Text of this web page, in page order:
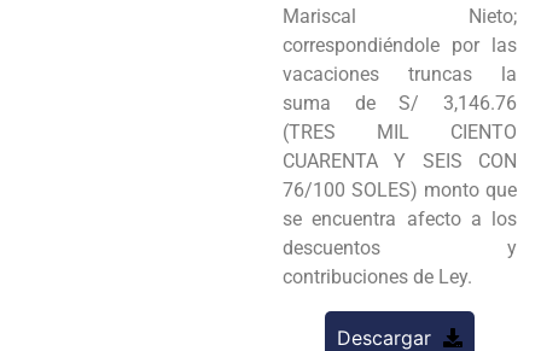
Mariscal Nieto;
correspondiéndole por las
vacaciones truncas la
suma de S/ 3,146.76
(TRES MIL CIENTO
CUARENTA Y SEIS CON
76/100 SOLES) monto que
se encuentra afecto a los
descuentos y
contribuciones de Ley.
Descargar